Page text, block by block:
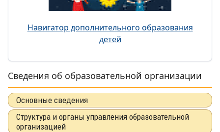
Навигатор дополнительного образования
детей
Сведения об образовательной организации
Основные сведения
Структура и органы управления образовательной
организацией